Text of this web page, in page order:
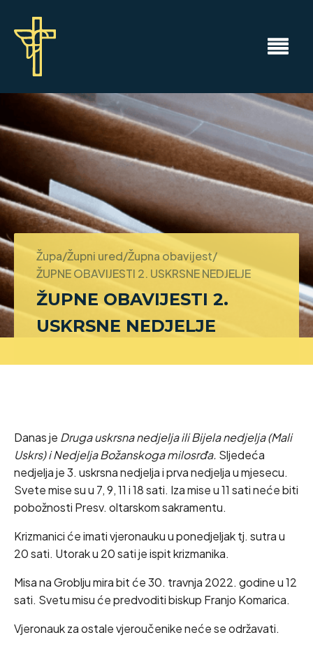
Župa/Župni ured/Župna obavijest/
ŽUPNE OBAVIJESTI 2. USKRSNE NEDJELJE
ŽUPNE OBAVIJESTI 2.
USKRSNE NEDJELJE
Danas je Druga uskrsna nedjelja ili Bijela nedjelja (Mali
Uskrs) i Nedjelja Božanskoga milosrđa. Sljedeća
nedjelja je 3. uskrsna nedjelja i prva nedjelja u mjesecu.
Svete mise su u 7, 9, 11 i 18 sati. Iza mise u 11 sati neće biti
pobožnosti Presv. oltarskom sakramentu.
Krizmanici će imati vjeronauku u ponedjeljak tj. sutra u
20 sati. Utorak u 20 sati je ispit krizmanika.
Misa na Groblju mira bit će 30. travnja 2022. godine u 12
sati. Svetu misu će predvoditi biskup Franjo Komarica.
Vjeronauk za ostale vjeroučenike neće se održavati.